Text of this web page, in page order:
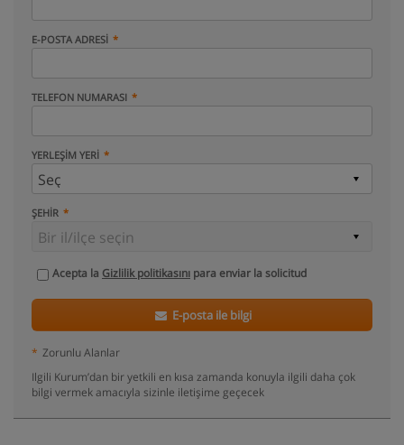
E-POSTA ADRESI
TELEFON NUMARASI
YERLEŞIM YERI
ŞEHIR
Acepta la Gizlilik politikasını para enviar la solicitud
E-posta ile bilgi
* Zorunlu Alanlar
Ilgili Kurum’dan bir yetkili en kısa zamanda konuyla ilgili daha çok
bilgi vermek amacıyla sizinle iletişime geçecek